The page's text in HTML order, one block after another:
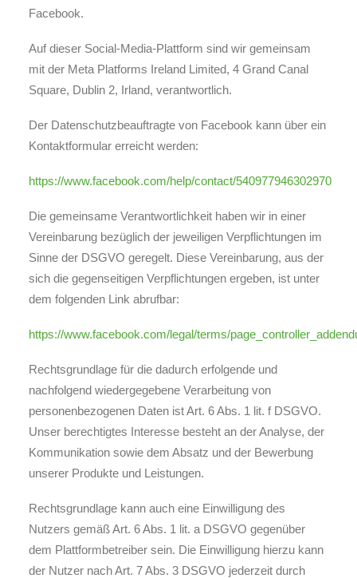
Facebook.
Auf dieser Social-Media-Plattform sind wir gemeinsam
mit der Meta Platforms Ireland Limited, 4 Grand Canal
Square, Dublin 2, Irland, verantwortlich.
Der Datenschutzbeauftragte von Facebook kann über ein
Kontaktformular erreicht werden:
https://www.facebook.com/help/contact/540977946302970
Die gemeinsame Verantwortlichkeit haben wir in einer
Vereinbarung bezüglich der jeweiligen Verpflichtungen im
Sinne der DSGVO geregelt. Diese Vereinbarung, aus der
sich die gegenseitigen Verpflichtungen ergeben, ist unter
dem folgenden Link abrufbar:
https://www.facebook.com/legal/terms/
Rechtsgrundlage für die dadurch erfolgende und
nachfolgend wiedergegebene Verarbeitung von
personenbezogenen Daten ist Art. 6 Abs. 1 lit. f DSGVO.
Unser berechtigtes Interesse besteht an der Analyse, der
Kommunikation sowie dem Absatz und der Bewerbung
unserer Produkte und Leistungen.
Rechtsgrundlage kann auch eine Einwilligung des
Nutzers gemäß Art. 6 Abs. 1 lit. a DSGVO gegenüber
dem Plattformbetreiber sein. Die Einwilligung hierzu kann
der Nutzer nach Art. 7 Abs. 3 DSGVO jederzeit durch